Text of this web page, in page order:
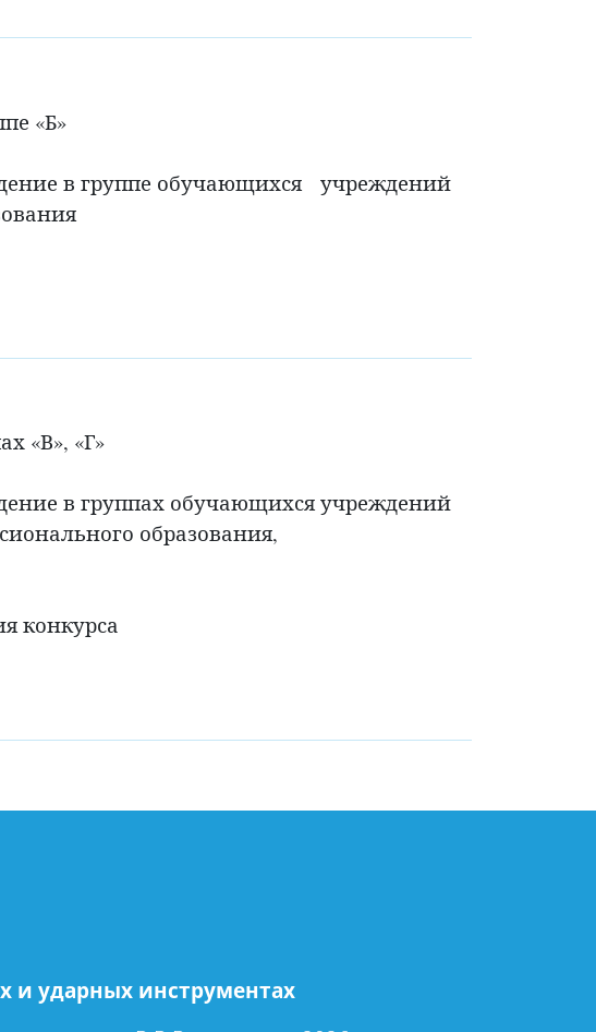
«Б»
в группе обучающихся учреждений
«В», «Г»
в группах обучающихся учреждений
образования,
конкурса
и ударных инструментах